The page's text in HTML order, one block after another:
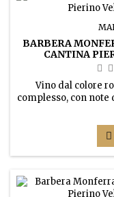
BARBERA
CANTINA
Vino dal colore
complesso, con note
Gusto armonico,
da
